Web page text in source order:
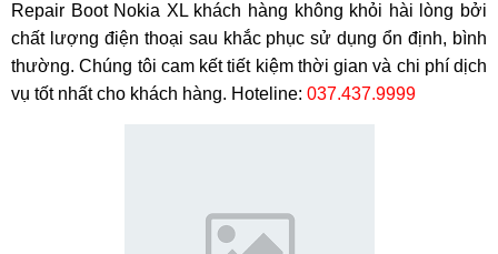
Repair Boot Nokia XL khách hàng không khỏi hài lòng bởi
chất lượng điện thoại sau khắc phục sử dụng ổn định, bình
thường. Chúng tôi cam kết tiết kiệm thời gian và chi phí dịch
vụ tốt nhất cho khách hàng. Hoteline: 037.437.9999